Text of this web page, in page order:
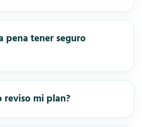
pena tener seguro
reviso mi plan?